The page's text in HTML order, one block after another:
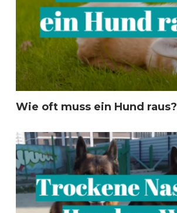
Wie oft muss ein Hund raus?